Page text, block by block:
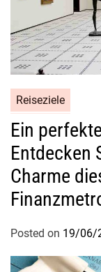
Reiseziele
Ein
Entdecken
Charme
Posted on 19/06/